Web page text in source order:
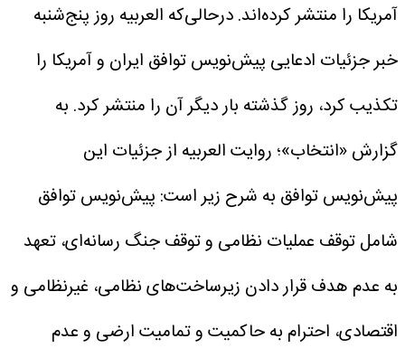
آمریکا را منتشر کرده‌اند. درحالی‌که العربیه روز پنج‌شنبه
خبر جزئیات ادعایی پیش‌نویس توافق ایران و آمریکا را
تکذیب کرد، روز گذشته بار دیگر آن را منتشر کرد. به
گزارش «انتخاب»؛ روایت العربیه از جزئیات این
پیش‌نویس توافق به شرح زیر است: پیش‌نویس توافق
شامل توقف عملیات نظامی و توقف جنگ رسانه‌ای، تعهد
به عدم هدف قرار دادن زیرساخت‌های نظامی، غیرنظامی و
اقتصادی، احترام به حاکمیت و تمامیت ارضی و عدم